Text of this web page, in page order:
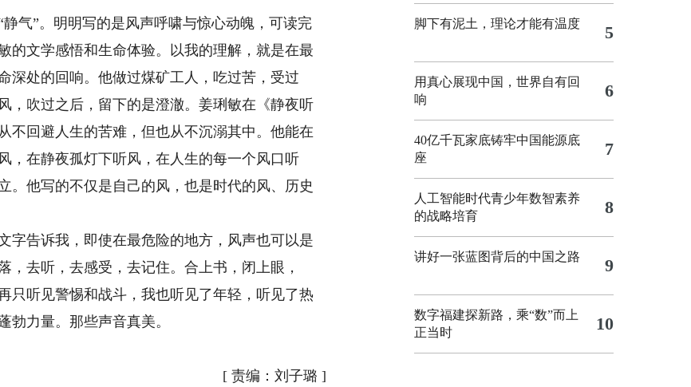
”。明明写的是风声呼啸与惊心动魄，可读完
的文学感悟和生命体验。以我的理解，就是在最
深处的回响。他做过煤矿工人，吃过苦，受过
，吹过之后，留下的是澄澈。姜琍敏在《静夜听
不回避人生的苦难，但也从不沉溺其中。他能在
，在静夜孤灯下听风，在人生的每一个风口听
。他写的不仅是自己的风，也是时代的风、历史
告诉我，即使在最危险的地方，风声也可以是
去听，去感受，去记住。合上书，闭上眼，
只听见警惕和战斗，我也听见了年轻，听见了热
勃力量。那些声音真美。
[ 责编：刘子璐 ]
脚下有泥土，理论才能有温度 5
用真心展现中国，世界自有回
响
6
40亿千瓦家底铸牢中国能源底
座
7
人工智能时代青少年数智素养
的战略培育
8
讲好一张蓝图背后的中国之路 9
数字福建探新路，乘“数”而上
正当时
10